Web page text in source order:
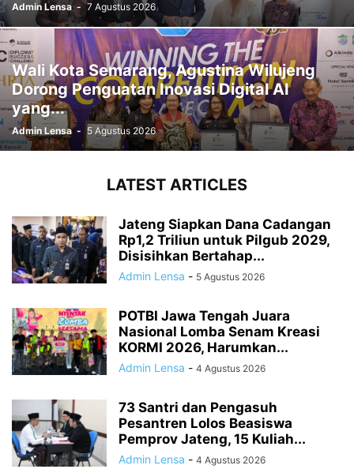
Admin Lensa - 7 Agustus 2026
Wali Kota Semarang, Agustina Wilujeng
Dorong Penguatan Inovasi Digital AI
yang...
Admin Lensa - 5 Agustus 2026
LATEST ARTICLES
Jateng Siapkan Dana Cadangan
Rp1,2 Triliun untuk Pilgub 2029,
Disisihkan Bertahap...
Admin Lensa - 5 Agustus 2026
POTBI Jawa Tengah Juara
Nasional Lomba Senam Kreasi
KORMI 2026, Harumkan...
Admin Lensa - 4 Agustus 2026
73 Santri dan Pengasuh
Pesantren Lolos Beasiswa
Pemprov Jateng, 15 Kuliah...
Admin Lensa - 4 Agustus 2026